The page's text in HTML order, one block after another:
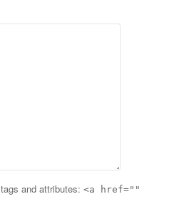
tags and attributes:<a href=""